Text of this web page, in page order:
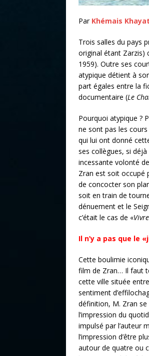
Par Khémais
Trois salles du pays
original étant Zarzis)
1959). Outre ses
atypique détient à
part égales entre la
documentaire (Le
Pourquoi atypique ?
ne sont pas les cours
qui lui ont donné
ses collègues, si
incessante volonté
Zran est soit occupé
de concocter son
soit en train de
dénuement et le
c’était le cas de «
Il n’y a pas que le
Cette boulimie
film de Zran… Il faut
cette ville située
sentiment
définition, M. Zran se
l’impression du
impulsé par l’auteur
l’impression d’être
autour de quatre ou